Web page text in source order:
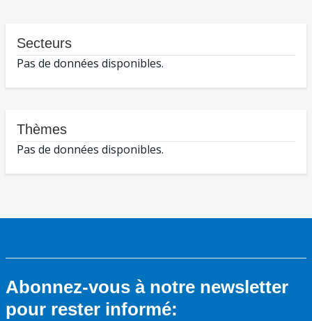
Secteurs
Pas de données disponibles.
Thèmes
Pas de données disponibles.
Abonnez-vous à notre newsletter
pour rester informé: